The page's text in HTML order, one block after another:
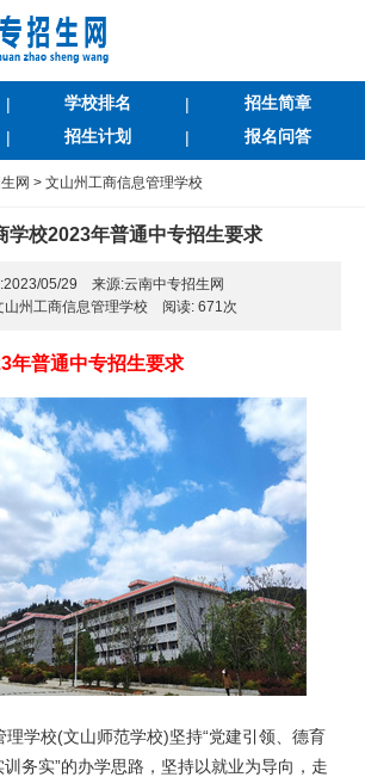
| 学校排名 |
招生简章
| 招生计划 | 报名问答
网 > 文山州工商信息管理学校
学校2023年普通中专招生要求
05/29 来源:云南中专招生网
山州工商信息管理学校 阅读: 671次
年普通中专招生要求
学校(文山师范学校)坚持“党建引领、德育
务实”的办学思路，坚持以就业为导向，走